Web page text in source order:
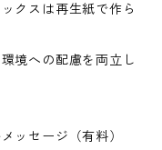
クスは再生紙で作ら
境への配慮を両立し
ッセージ（有料）